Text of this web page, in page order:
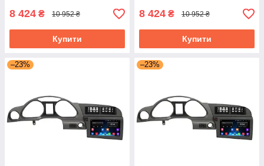
8 424 ₴ 10 952 ₴
Купити
8 424 ₴ 10 952 ₴
Купити
–23% –23%